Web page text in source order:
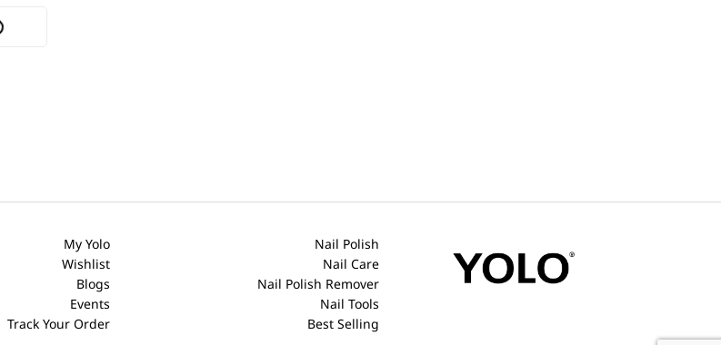
Nail Polish
Nail Care
Nail Polish Remover
Nail Tools
Best Selling
My Yolo
Wishlist
Blogs
Events
Track Your Order